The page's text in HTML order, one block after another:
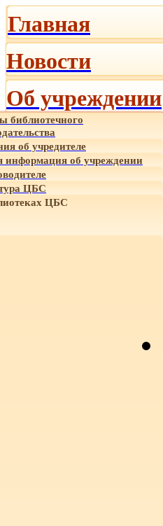
Главная
Новости
Об учреждении
библиотечного
об учредителе
об учреждении
ЦБС
ЦБС